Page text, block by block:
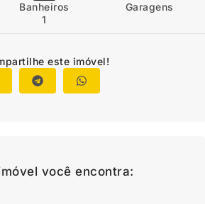
Banheiros
1
Garagens
este imóvel!
você encontra: